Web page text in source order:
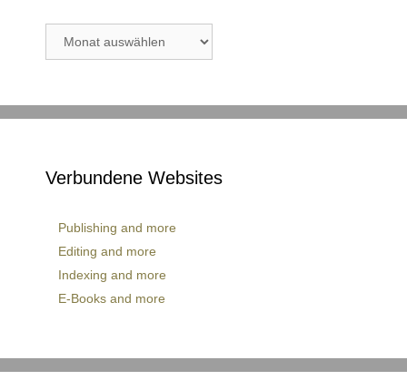
Verbundene Websites
Publishing and more
Editing and more
Indexing and more
E-Books and more